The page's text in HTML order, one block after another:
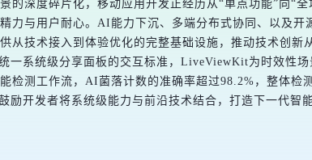
的深度碎片化，移动应用开发正经历从“单点功能”向“
力与用户耐心。AI能力下沉、多端分布式协同、以及
从技术接入到体验优化的完整基础设施，推动技术创
一系统级分享面板的交互标准，LiveViewKit为时效性
检测工作流，AI菌落计数的准确率超过98.2%，整体检
励开发者将系统级能力与前沿技术结合，打造下一代